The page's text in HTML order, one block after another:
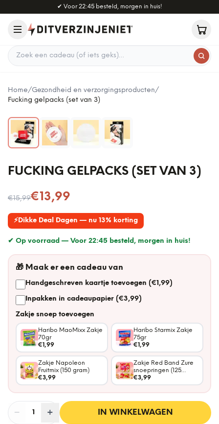
Naar hoofdinhoud
✔ Voor 22:45 besteld, morgen in huis!
Zoek een cadeau
Home/Gezondheid en verzorgingsproducten/
Fucking gelpacks (set van 3)
FUCKING GELPACKS (SET VAN 3)
€15,99
Nu voor€13,99
⚡Dikke Deal Dagen — nu 13% korting
✔ Op voorraad — Voor 22:45 besteld, morgen in huis!
🎁 Maak er een cadeau van
Handgeschreven kaartje toevoegen (€1,99)
Inpakken in cadeaupapier (€3,99)
Zakje snoep toevoegen
Haribo MaoMixx Zakje
70gr
€1,99
Haribo Starmix Zakje
75gr
€1,99
Zakje Napoleon
Fruitmix (150 gram)
€3,99
Zakje Red Band Zure
snoepringen (125
gram)
€3,99
− Aantal
1 + IN WINKELWAGEN